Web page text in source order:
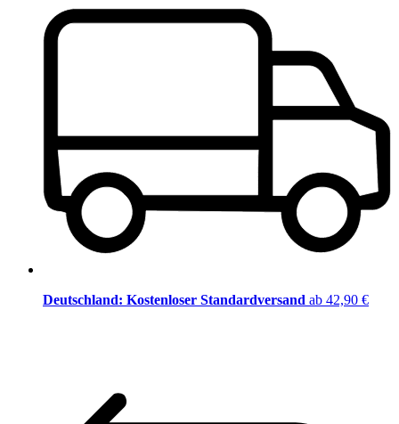
Deutschland: Kostenloser Standardversand ab 42,90 €